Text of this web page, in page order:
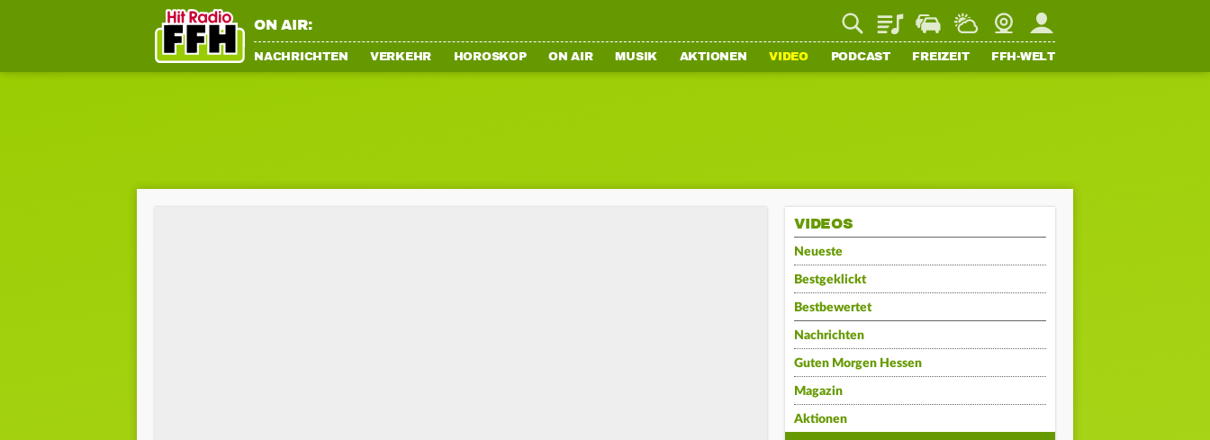
ON AIR: PlaylistStaupilotWetterWebcamMein FFH
NACHRICHTEN VERKEHR HOROSKOP ON AIR MUSIK AKTIONEN VIDEO PODCAST FREIZEIT FFH-WELT
VIDEOS
Neueste
Bestgeklickt
Bestbewertet
Nachrichten
Guten Morgen Hessen
Magazin
Aktionen